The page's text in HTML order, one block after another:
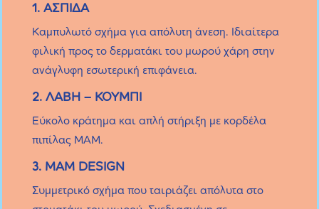
1. ΑΣΠΙΔΑ
Καμπυλωτό σχήμα για απόλυτη άνεση. Ιδιαίτερα
φιλική προς το δερματάκι του μωρού χάρη στην
ανάγλυφη εσωτερική επιφάνεια.
2. ΛΑΒΗ – ΚΟΥΜΠΙ
Εύκολο κράτημα και απλή στήριξη με κορδέλα
πιπίλας MAM.
3. MAM DESIGN
Συμμετρικό σχήμα που ταιριάζει απόλυτα στο